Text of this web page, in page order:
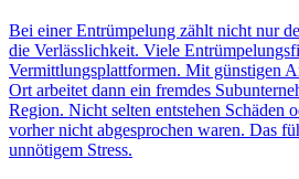
Bei einer Entrümpelung zählt nicht nur
die Verlässlichkeit. Viele
Vermittlungsplattformen. Mit günstigen
Ort arbeitet dann ein fremdes
Region. Nicht selten entstehen Schäden
vorher nicht abgesprochen waren. Das
unnötigem Stress.